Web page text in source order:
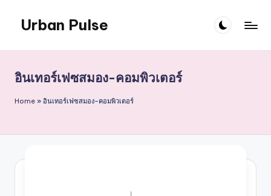
content
Urban Pulse
อินเทอร์เฟซสมอง-คอมพิวเตอร์
Home » อินเทอร์เฟซสมอง-คอมพิวเตอร์